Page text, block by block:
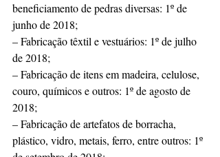
beneficiamento de pedras diversas: 1º de
junho de 2018;
– Fabricação têxtil e vestuários: 1º de julho
de 2018;
– Fabricação de itens em madeira, celulose,
couro, químicos e outros: 1º de agosto de
2018;
– Fabricação de artefatos de borracha,
plástico, vidro, metais, ferro, entre outros: 1º